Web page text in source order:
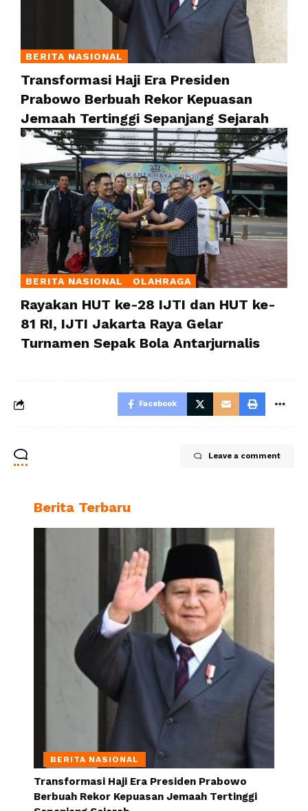
BERITA NASIONAL
Transformasi Haji Era Presiden
Prabowo Berbuah Rekor Kepuasan
Jemaah Tertinggi Sepanjang Sejarah
BERITA NASIONAL OLAHRAGA
Rayakan HUT ke-28 IJTI dan HUT ke-
81 RI, IJTI Jakarta Raya Gelar
Turnamen Sepak Bola Antarjurnalis
Facebook
Leave a comment
Berita Terbaru
BERITA NASIONAL
Transformasi Haji Era Presiden Prabowo
Berbuah Rekor Kepuasan Jemaah Tertinggi